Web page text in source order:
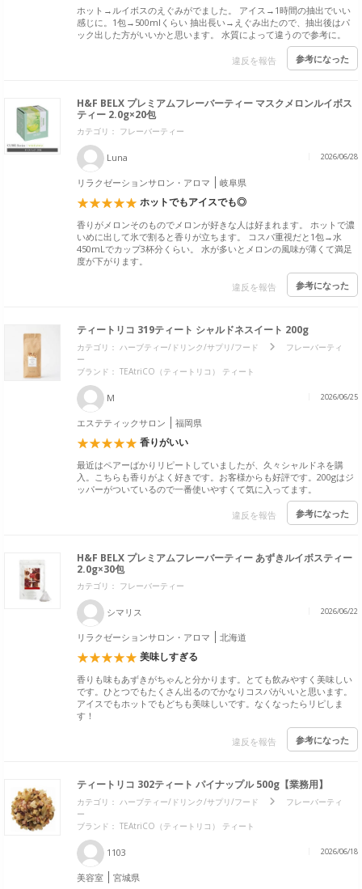
ホット→ルイボスのえぐみがでました。 アイス→1時間の抽出でいい
感じに。1包→500mlくらい 抽出長い→えぐみ出たので、抽出後はパ
ック出した方がいいかと思います。 水質によって違うので参考に。
違反を報告 参考になった
H&F BELX プレミアムフレーバーティー マスクメロンルイボス
ティー 2.0g×20包
カテゴリ： フレーバーティー
Luna 2026/06/28
リラクゼーションサロン・アロマ 岐阜県
ホットでもアイスでも◎
香りがメロンそのものでメロンが好きな人は好まれます。 ホットで濃
いめに出して氷で割ると香りが立ちます。 コスパ重視だと1包→水
450mLでカップ3杯分くらい。 水が多いとメロンの風味が薄くて満足
度が下がります。
違反を報告 参考になった
ティートリコ 319ティート シャルドネスイート 200g
カテゴリ： ハーブティー/ドリンク/サプリ/フード
フレーバーティ
ー
ブランド： TEAtriCO（ティートリコ） ティート
M 2026/06/25
エステティックサロン 福岡県
香りがいい
最近はペアーばかりリピートしていましたが、久々シャルドネを購
入。こちらも香りがよく好きです。お客様からも好評です。200gはジ
ッパーがついているので一番使いやすくて気に入ってます。
違反を報告 参考になった
H&F BELX プレミアムフレーバーティー あずきルイボスティー
2.0g×30包
カテゴリ： フレーバーティー
シマリス 2026/06/22
リラクゼーションサロン・アロマ 北海道
美味しすぎる
香りも味もあずきがちゃんと分かります。とても飲みやすく美味しい
です。ひとつでもたくさん出るのでかなりコスパがいいと思います。
アイスでもホットでもどちも美味しいです。なくなったらリピしま
す！
違反を報告 参考になった
ティートリコ 302ティート パイナップル 500g【業務用】
カテゴリ： ハーブティー/ドリンク/サプリ/フード
フレーバーティ
ー
ブランド： TEAtriCO（ティートリコ） ティート
1103 2026/06/18
美容室 宮城県